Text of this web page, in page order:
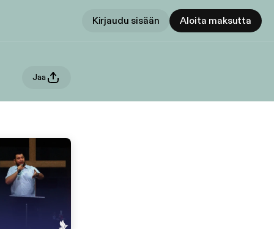
Kirjaudu sisään Aloita maksutta
Jaa